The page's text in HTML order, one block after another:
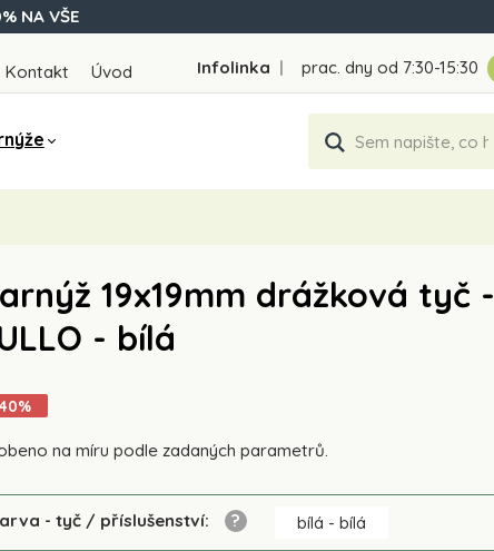
Infolinka prac. dny od 7:30-15:30
NA VŠE
Kontakt Úvod
19x19mm drážková tyč
- bílá
na míru podle zadaných parametrů.
- tyč / příslušenství: bílá - bílá